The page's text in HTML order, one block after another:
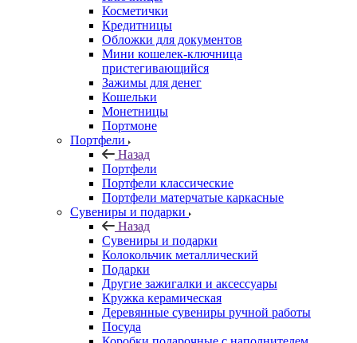
Косметички
Кредитницы
Обложки для документов
Мини кошелек-ключница
пристегивающийся
Зажимы для денег
Кошельки
Монетницы
Портмоне
Портфели
Назад
Портфели
Портфели классические
Портфели матерчатые каркасные
Сувениры и подарки
Назад
Сувениры и подарки
Колокольчик металлический
Подарки
Другие зажигалки и аксессуары
Кружка керамическая
Деревянные сувениры ручной работы
Посуда